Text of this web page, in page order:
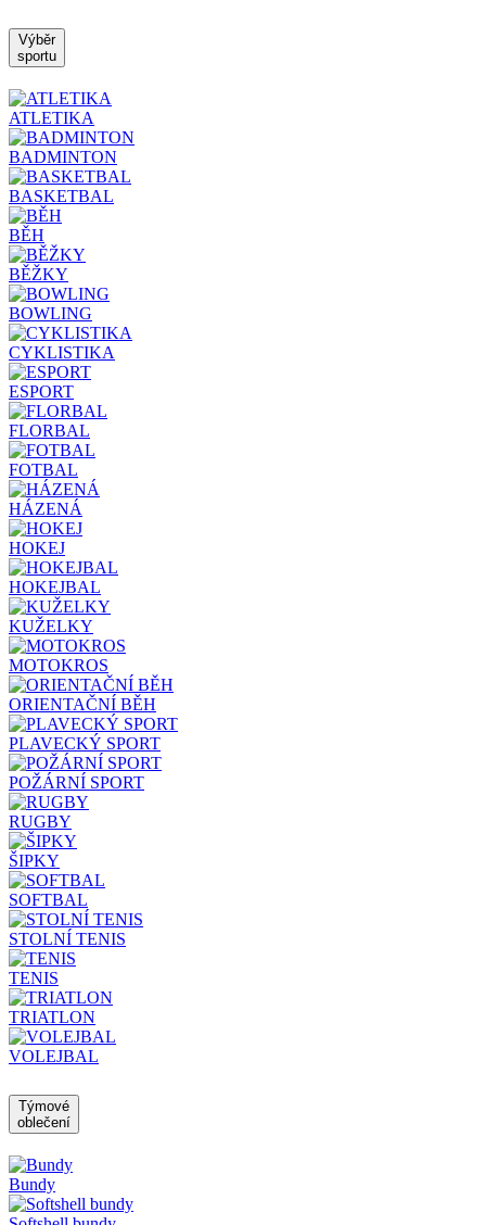
Výběr
sportu
ATLETIKA
BADMINTON
BASKETBAL
BĚH
BĚŽKY
BOWLING
CYKLISTIKA
ESPORT
FLORBAL
FOTBAL
HÁZENÁ
HOKEJ
HOKEJBAL
KUŽELKY
MOTOKROS
ORIENTAČNÍ BĚH
PLAVECKÝ SPORT
POŽÁRNÍ SPORT
RUGBY
ŠIPKY
SOFTBAL
STOLNÍ TENIS
TENIS
TRIATLON
VOLEJBAL
Týmové
oblečení
Bundy